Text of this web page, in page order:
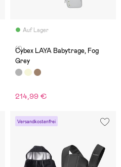
Auf Lager
(1)
Cybex LAYA Babytrage, Fog
Grey
214,99 €
Versandkostenfrei